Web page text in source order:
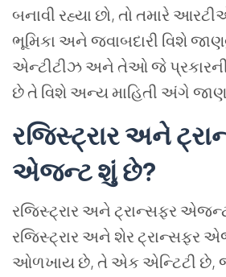
બનાવી રહ્યા છો, તો તમારે
ભૂમિકા અને જવાબદારી વિશે
એન્ટીટીઝ અને તેઓ જે
છે તે વિશે અન્ય માહિતી અંગે
રજિસ્ટ્રાર અને
એજન્ટ શું છે?
રજિસ્ટ્રાર અને ટ્રાન્સફર
રજિસ્ટ્રાર અને શેર ટ્રાન્સફર
ઓળખાય છે, તે એક એન્ટિટી છે,